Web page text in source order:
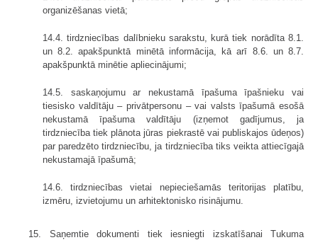
organizēšanas vietā;
14.4. tirdzniecības dalībnieku sarakstu, kurā tiek norādīta 8.1.
un 8.2. apakšpunktā minētā informācija, kā arī 8.6. un 8.7.
apakšpunktā minētie apliecinājumi;
14.5. saskaņojumu ar nekustamā īpašuma īpašnieku vai
tiesisko valdītāju – privātpersonu – vai valsts īpašumā esošā
nekustamā īpašuma valdītāju (izņemot gadījumus, ja
tirdzniecība tiek plānota jūras piekrastē vai publiskajos ūdeņos)
par paredzēto tirdzniecību, ja tirdzniecība tiks veikta attiecīgajā
nekustamajā īpašumā;
14.6. tirdzniecības vietai nepieciešamās teritorijas platību,
izmēru, izvietojumu un arhitektonisko risinājumu.
15. Saņemtie dokumenti tiek iesniegti izskatīšanai Tukuma